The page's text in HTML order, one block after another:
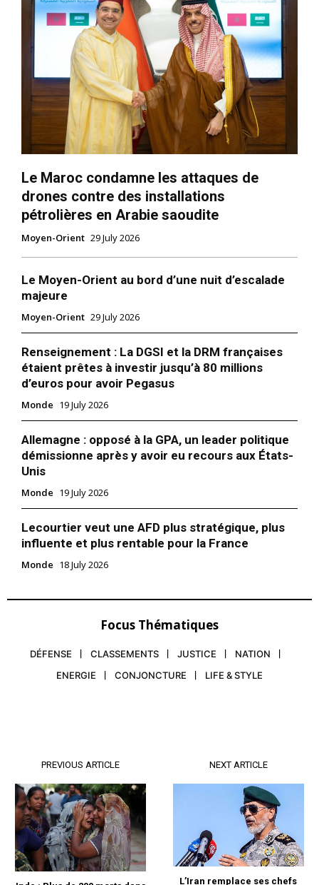
Le Maroc condamne les attaques de
drones contre des installations
pétrolières en Arabie saoudite
Moyen-Orient 29 July 2026
Le Moyen-Orient au bord d’une nuit d’escalade
majeure
Moyen-Orient 29 July 2026
Renseignement : La DGSI et la DRM françaises
étaient prêtes à investir jusqu’à 80 millions
d’euros pour avoir Pegasus
Monde 19 July 2026
Allemagne : opposé à la GPA, un leader politique
démissionne après y avoir eu recours aux États-
Unis
Monde 19 July 2026
Lecourtier veut une AFD plus stratégique, plus
influente et plus rentable pour la France
Monde 18 July 2026
Focus Thématiques
DÉFENSE CLASSEMENTS JUSTICE
NATION
ENERGIE
CONJONCTURE LIFE & STYLE
PREVIOUS ARTICLE NEXT ARTICLE
L’Iran remplace ses chefs